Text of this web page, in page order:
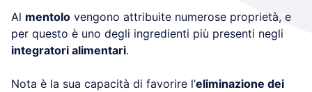
Al mentolo vengono attribuite numerose proprietà, e
per questo è uno degli ingredienti più presenti negli
integratori alimentari.
Nota è la sua capacità di favorire l’eliminazione dei